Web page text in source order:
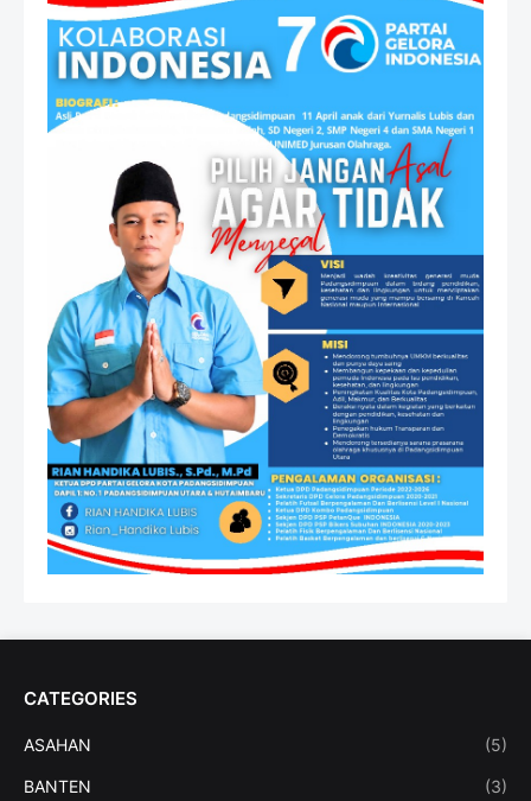
CATEGORIES
ASAHAN (5)
BANTEN (3)